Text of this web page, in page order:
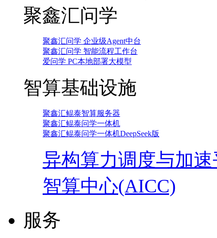
聚鑫汇问学
聚鑫汇问学 企业级Agent中台
聚鑫汇问学 智能流程工作台
爱问学 PC本地部署大模型
智算基础设施
聚鑫汇鲲泰智算服务器
聚鑫汇鲲泰问学一体机
聚鑫汇鲲泰问学一体机DeepSeek版
异构算力调度与加
智算中心(AICC)
服务